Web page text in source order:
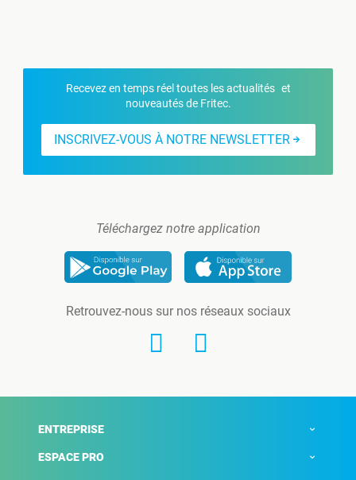
Recevez en temps réel toutes les actualités et
nouveautés de Fritec.
INSCRIVEZ-VOUS À NOTRE NEWSLETTER
Téléchargez notre application
Retrouvez-nous sur nos réseaux sociaux
ENTREPRISE
ESPACE PRO